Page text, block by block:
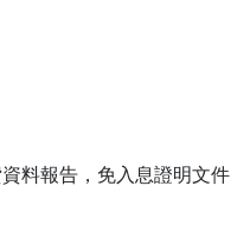
料報告，免入息證明文件